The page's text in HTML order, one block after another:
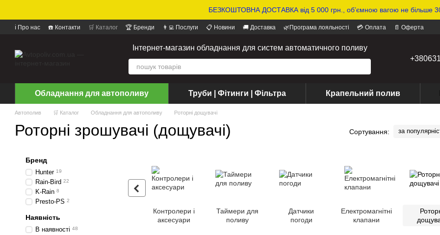
БЕЗКОШТОВНА ДОСТАВКА від 5 000 грн., обʼємною вагою не більше 30
ℹ️ Про нас ☎️ Контакти 🛒 Каталог 🏆 Бренди 👨‍💻 Послуги 📋 Новини 🚚 Доставка 🌿Програма лояльності 💳 Оплата
📄 Оферта
Інтернет-магазин обладнання для систем автоматичного поливу
Обладнання для автополиву Труби | Фітинги | Фільтра Крапельний полив
Автополив 🛒 Каталог Обладнання для автополиву Роторні дощувачі
Роторні зрошувачі (дощувачі) Сортування: за
Контролери і
аксесуари
Таймери для
поливу
Датчики
погоди
Електромагнітні
клапани
Бренд
Hunter 19
Rain-Bird 22
K-Rain 8
Presto-PS 2
Наявність
В наявності 48